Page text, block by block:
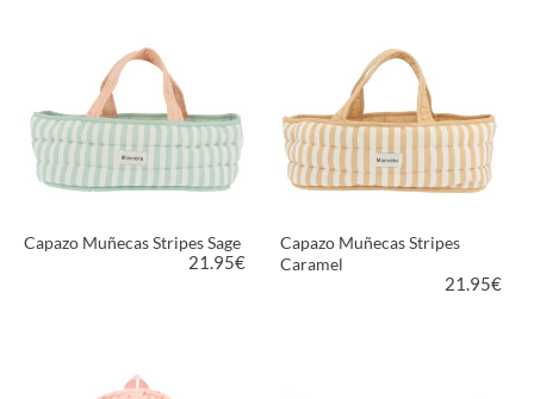
Capazo Muñecas Stripes Sage
21.95€
VER PRODUCTO
Capazo Muñecas Stripes
Caramel
21.95€